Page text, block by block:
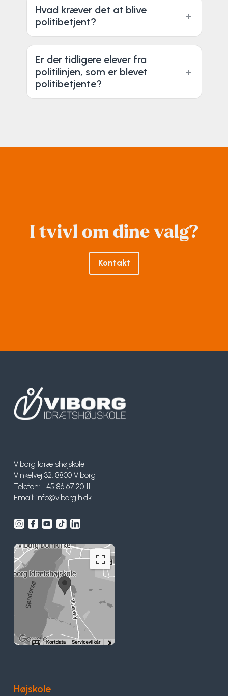
Hvad kræver det at blive
politibetjent?
Er der tidligere elever fra
politilinjen, som er blevet
politibetjente?
I tvivl om dine valg?
Kontakt
Viborg Idrætshøjskole
Vinkelvej 32, 8800 Viborg
Telefon: +45 86 67 20 11
Email: info@viborgih.dk
Højskole